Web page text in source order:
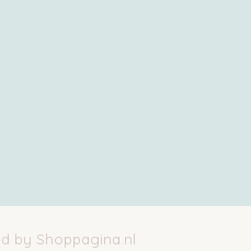
by Shoppagina.nl